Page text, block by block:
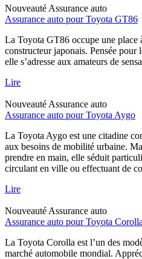
Nouveauté Assurance auto
Assurance auto pour Toyota GT86
La Toyota GT86 occupe une place
constructeur japonais. Pensée
elle s’adresse aux amateurs de
Lire
Nouveauté Assurance auto
Assurance auto pour Toyota Aygo
La Toyota Aygo est une citadine
aux besoins de mobilité urbaine.
prendre en main, elle séduit
circulant en ville ou effectuant de
Lire
Nouveauté Assurance auto
Assurance auto pour Toyota Corolla
La Toyota Corolla est l’un des
marché automobile mondial.